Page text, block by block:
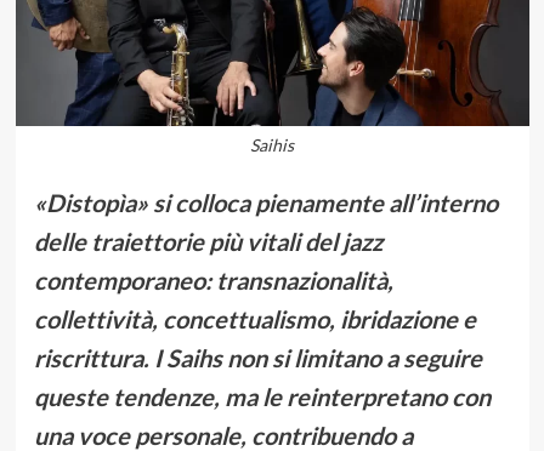
Saihis
«Distopìa» si colloca pienamente all’interno
delle traiettorie più vitali del jazz
contemporaneo: transnazionalità,
collettività, concettualismo, ibridazione e
riscrittura. I Saihs non si limitano a seguire
queste tendenze, ma le reinterpretano con
una voce personale, contribuendo a